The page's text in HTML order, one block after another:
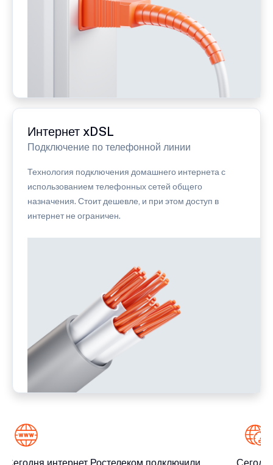
Интернет xDSL
Подключение по телефонной линии
Технология подключения домашнего интернета с
использованием телефонных сетей общего
назначения. Стоит дешевле, и при этом доступ в
интернет не ограничен.